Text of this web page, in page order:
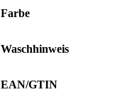
Farbe
Waschhinweis
EAN/GTIN